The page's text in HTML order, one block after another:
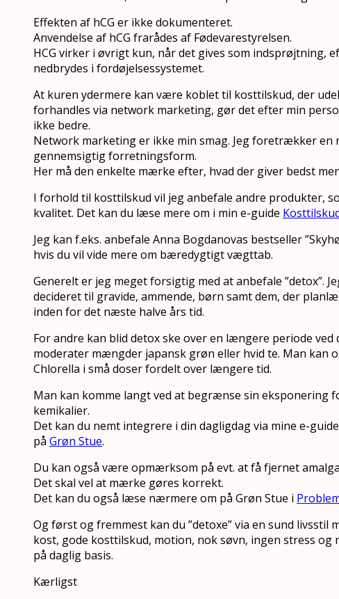
Effekten af hCG er ikke dokumenteret.
Anvendelse af hCG frarådes af Fødevarestyrelsen.
HCG virker i øvrigt kun, når det gives som indsprøjtning,
nedbrydes i fordøjelsessystemet.
At kuren ydermere kan være koblet til kosttilskud, der
forhandles via network marketing, gør det efter min
ikke bedre.
Network marketing er ikke min smag. Jeg foretrækker en
gennemsigtig forretningsform.
Her må den enkelte mærke efter, hvad der giver bedst
I forhold til kosttilskud vil jeg anbefale andre produkter,
kvalitet. Det kan du læse mere om i min e-guide
Jeg kan f.eks. anbefale Anna Bogdanovas bestseller
hvis du vil vide mere om bæredygtigt vægttab.
Generelt er jeg meget forsigtig med at anbefale ”detox”.
decideret til gravide, ammende, børn samt dem, der
inden for det næste halve års tid.
For andre kan blid detox ske over en længere periode ved
moderater mængder japansk grøn eller hvid te. Man kan
Chlorella i små doser fordelt over længere tid.
Man kan komme langt ved at begrænse sin eksponering
kemikalier.
Det kan du nemt integrere i din dagligdag via mine e-
på Grøn Stue.
Du kan også være opmærksom på evt. at få fjernet
Det skal vel at mærke gøres korrekt.
Det kan du også læse nærmere om på Grøn Stue i
Og først og fremmest kan du ”detoxe” via en sund livsstil
kost, gode kosttilskud, motion, nok søvn, ingen stress og
på daglig basis.
Kærligst